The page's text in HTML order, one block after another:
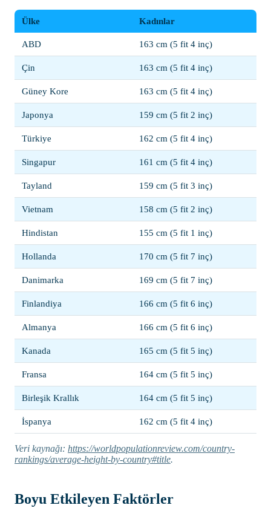
Ülke Kadınlar
ABD 163 cm (5 fit 4 inç)
Çin 163 cm (5 fit 4 inç)
Güney Kore 163 cm (5 fit 4 inç)
Japonya 159 cm (5 fit 2 inç)
Türkiye 162 cm (5 fit 4 inç)
Singapur 161 cm (5 fit 4 inç)
Tayland 159 cm (5 fit 3 inç)
Vietnam 158 cm (5 fit 2 inç)
Hindistan 155 cm (5 fit 1 inç)
Hollanda 170 cm (5 fit 7 inç)
Danimarka 169 cm (5 fit 7 inç)
Finlandiya 166 cm (5 fit 6 inç)
Almanya 166 cm (5 fit 6 inç)
Kanada 165 cm (5 fit 5 inç)
Fransa 164 cm (5 fit 5 inç)
Birleşik Krallık 164 cm (5 fit 5 inç)
İspanya 162 cm (5 fit 4 inç)
Veri kaynağı: https://worldpopulationreview.com/country-
rankings/average-height-by-country#title.
Boyu Etkileyen Faktörler